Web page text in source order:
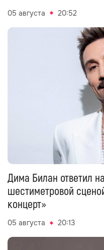
05 августа 20:52
Дима Билан ответил
шестиметровой
концерт»
05 августа 20:13